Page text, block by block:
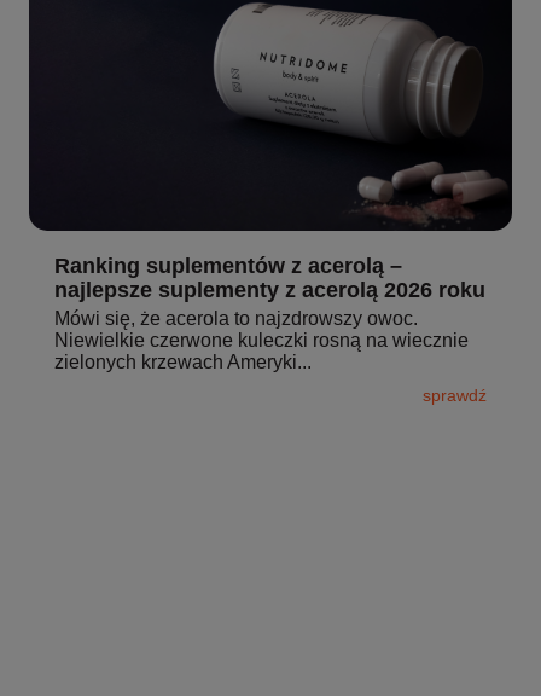
Ranking suplementów z acerolą –
najlepsze suplementy z acerolą 2026 roku
Mówi się, że acerola to najzdrowszy owoc.
Niewielkie czerwone kuleczki rosną na wiecznie
zielonych krzewach Ameryki...
sprawdź